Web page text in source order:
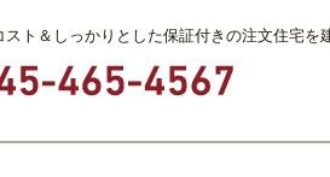
ト＆しっかりとした保証付きの注文住宅を